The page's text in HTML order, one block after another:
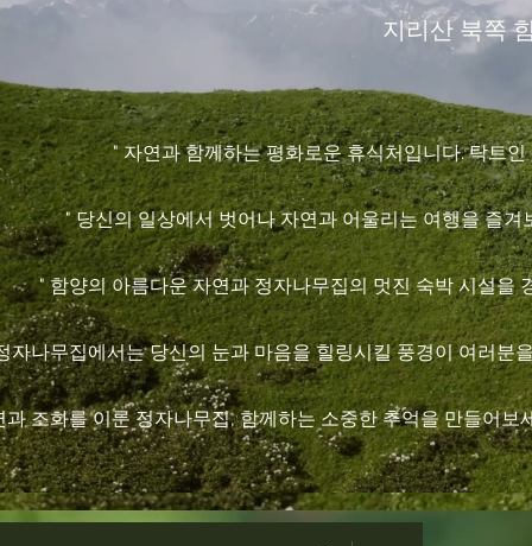
지리산 북쪽
" 자연과 함께하는 평화로운 휴식처입니다. 탁트
" 당신의 일상에서 벗어나 자연과 어울리는 여행을 즐
" 함양의 아름다운 자연과 정자나무집의 멋진 숙박 시설을
자나무집에서는 당신의 눈과 마음을 힐링시킬 풍경이 여러분
과 조화를 이룬 정자나무집, 함께하는 소중한 추억을 만들어